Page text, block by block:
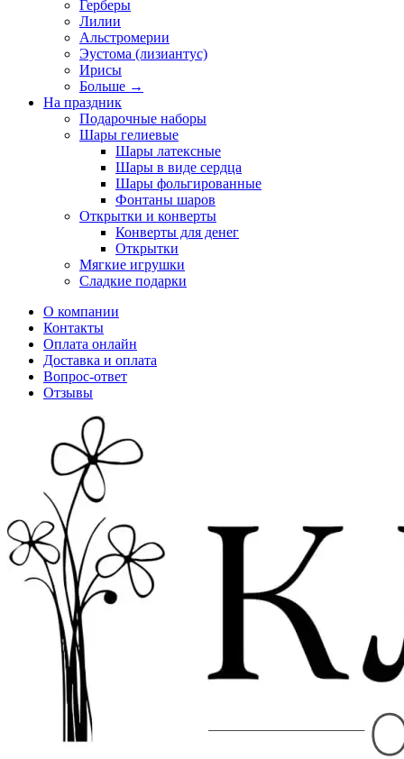
Герберы
Лилии
Альстромерии
Эустома (лизиантус)
Ирисы
Больше →
На праздник
Подарочные наборы
Шары гелиевые
Шары латексные
Шары в виде сердца
Шары фольгированные
Фонтаны шаров
Открытки и конверты
Конверты для денег
Открытки
Мягкие игрушки
Сладкие подарки
О компании
Контакты
Оплата онлайн
Доставка и оплата
Вопрос-ответ
Отзывы